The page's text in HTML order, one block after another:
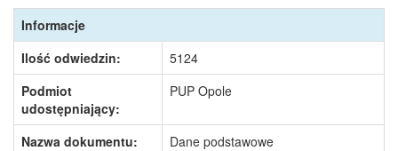
Informacje
Ilość odwiedzin:
5124
Podmiot
udostępniający:
PUP Opole
Nazwa dokumentu:
Dane podstawowe